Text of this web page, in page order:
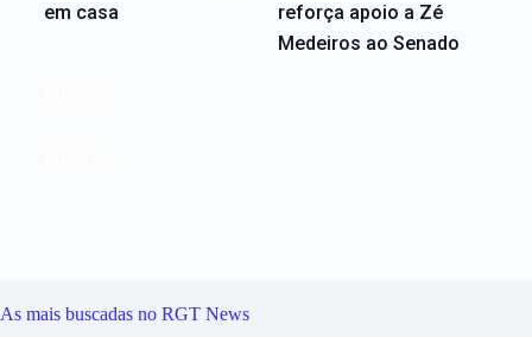
em casa
reforça apoio a Zé
Medeiros ao Senado
As mais buscadas no RGT News